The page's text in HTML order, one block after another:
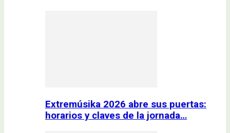
Extremúsika 2026 abre sus puertas:
horarios y claves de la jornada…